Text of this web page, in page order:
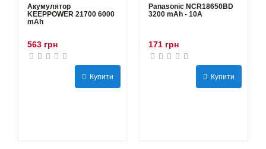
Акумулятор
KEEPPOWER 21700 6000
mAh
563 грн
Купити
Panasonic NCR18650BD
3200 mAh - 10А
171 грн
Купити